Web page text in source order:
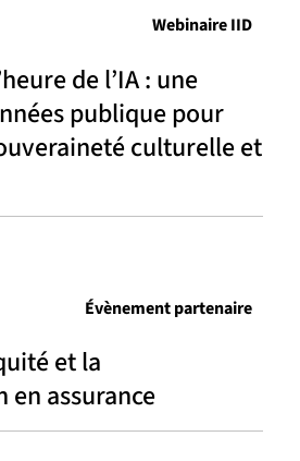
de l’IA : une
publique pour
culturelle et
Webinaire IID
et la
assurance
Évènement partenaire